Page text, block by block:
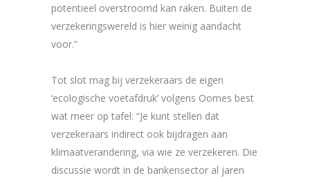
potentieel overstroomd kan raken. Buiten de
verzekeringswereld is hier weinig aandacht
voor.”
Tot slot mag bij verzekeraars de eigen
‘ecologische voetafdruk’ volgens Oomes best
wat meer op tafel: “Je kunt stellen dat
verzekeraars indirect ook bijdragen aan
klimaatverandering, via wie ze verzekeren. Die
discussie wordt in de bankensector al jaren